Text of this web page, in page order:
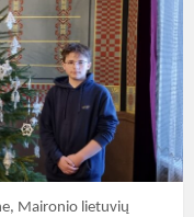
Maironio lietuvių